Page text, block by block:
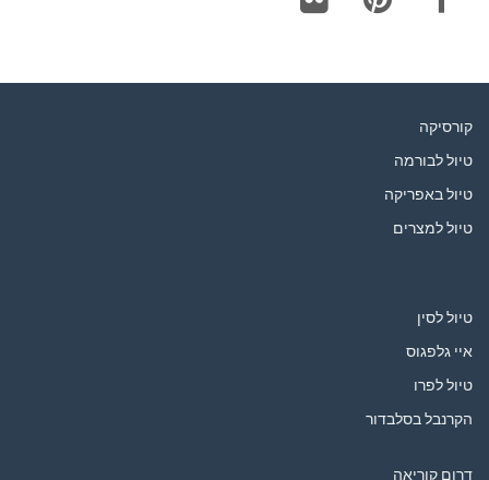
קורסיקה
טיול לבורמה
טיול באפריקה
טיול למצרים
טיול לסין
איי גלפגוס
טיול לפרו
הקרנבל בסלבדור
דרום קוריאה